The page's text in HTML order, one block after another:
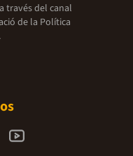
través del canal
de la Política